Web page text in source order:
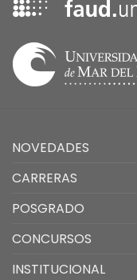
NOVEDADES
CARRERAS
POSGRADO
CONCURSOS
INSTITUCIONAL